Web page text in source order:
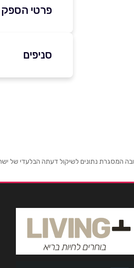
פרטי הספק
בפייסבוק
סניפים
שילת
המסגרת נתונים לשיקול דעתה הבלעדי של